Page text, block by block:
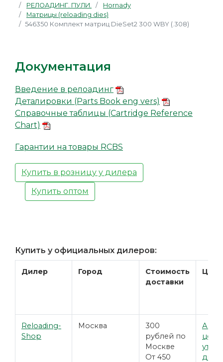
РЕЛОАДИНГ. ПУЛИ.
Hornady
Матрицы (reloading dies)
546350 Комплект матриц DieSet2 300 WBY (.308)
Документация
Введение в релоадинг
Деталировки (Parts Book eng vers)
Справочные таблицы (Cartridge Reference
Chart)
Гарантии на товары RCBS
Купить в розницу у дилера
Купить оптом
Купить у официальных дилеров:
Дилер Город
Стоимость
доставки
Reloading-
Shop
Москва
300
рублей по
Москве
От 450
цены